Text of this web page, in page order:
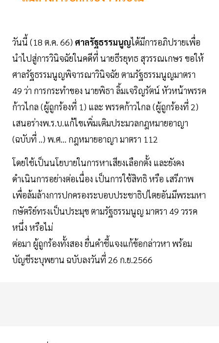
วันนี้ (18 ต.ค. 66) ศาลรัฐธรรมนูญได้มีการอภิปรายเพื่อ
นำไปสู่การวินิจฉัยในคดีที่ นายธีรยุทธ สุวรรณเกษร ขอให้
ศาลรัฐธรรมนูญพิจารณาวินิจฉัย ตามรัฐธรรมนูญมาตรา
49 ว่า การกระทำของ นายพิธา ลิ้มเจริญรัตน์ หัวหน้าพรรค
ก้าวไกล (ผู้ถูกร้องที่ 1) และ พรรคก้าวไกล (ผู้ถูกร้องที่ 2)
เสนอร่างพ.ร.บ.แก้ไขเพิ่มเติมประมวลกฎหมายอาญา
(ฉบับที่ ..) พ.ศ... กฎหมายอาญา มาตรา 112
โดยใช้เป็นนโยบายในการหาเสียงเลือกตั้ง และยังคง
ดำเนินการอย่างต่อเนื่อง เป็นการใช้สิทธิ หรือ เสรีภาพ
เพื่อล้มล้างการปกครองระบอบประชาธิปไตยอันมีพระมหา
กษัตริย์ทรงเป็นประมุข ตามรัฐธรรมนูญ มาตรา 49 วรรค
หนึ่ง หรือไม่
ต่อมา ผู้ถูกร้องทั้งสอง ยื่นคำชี้แจงแก้ข้อกล่าวหา พร้อม
บัญชีระบุพยาน ฉบับลงวันที่ 26 ก.ย.2566